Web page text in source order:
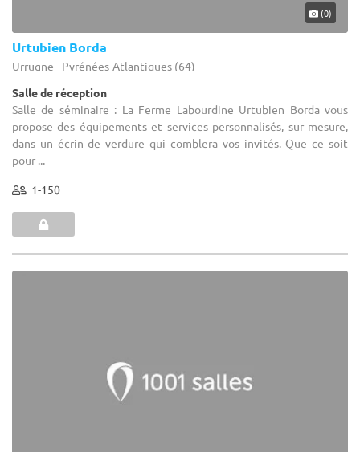
(0)
Urtubien Borda
Urrugne - Pyrénées-Atlantiques (64)
Salle de réception
Salle de séminaire : La Ferme Labourdine Urtubien Borda vous
propose des équipements et services personnalisés, sur mesure,
dans un écrin de verdure qui comblera vos invités. Que ce soit
pour ...
1-150